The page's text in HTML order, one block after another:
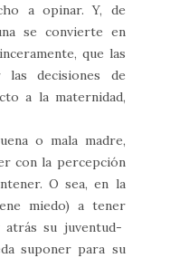
a opinar. Y, de
se convierte en
que las
las decisiones de
a la maternidad,
o mala madre,
con la percepción
O sea, en la
miedo) a tener
su juventud-
suponer para su